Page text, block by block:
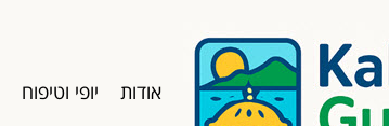
אודות יופי וטיפוח